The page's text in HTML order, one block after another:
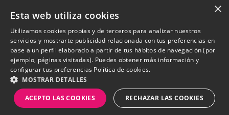
QUIENES SOMOS
Diseño y desarrollo web Perosio
×
Esta web utiliza cookies
Utilizamos cookies propias y de terceros para analizar nuestros
servicios y mostrarte publicidad relacionada con tus preferencias en
base a un perfil elaborado a partir de tus hábitos de navegación (por
ejemplo, páginas visitadas). Puedes obtener más información y
configurar tus preferencias Política de cookies.
MOSTRAR DETALLES
ACEPTO LAS COOKIES RECHAZAR LAS COOKIES